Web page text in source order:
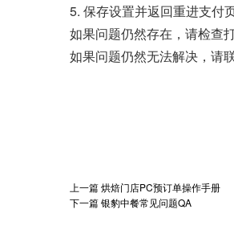
5. 保存设置并返回重进支付
如果问题仍然存在，请检查
如果问题仍然无法解决，请
上一篇烘焙门店PC预订单操作手册
下一篇银豹中餐常见问题QA